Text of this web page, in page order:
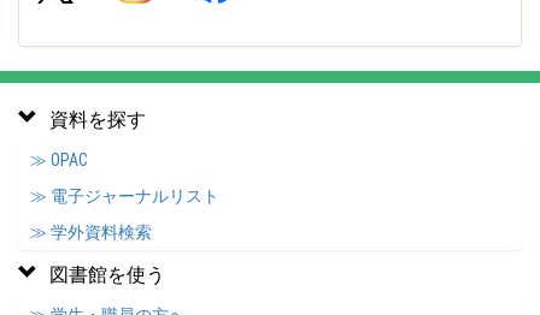
資料を探す
≫ OPAC
≫ 電子ジャーナルリスト
≫ 学外資料検索
図書館を使う